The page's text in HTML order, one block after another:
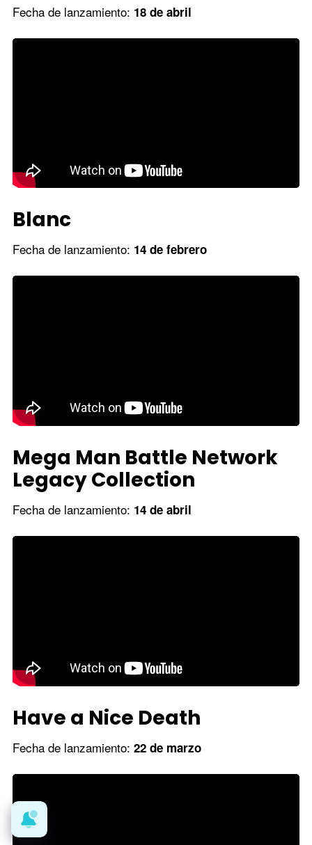
Fecha de lanzamiento: 18 de abril
Blanc
Fecha de lanzamiento: 14 de febrero
Mega Man Battle Network
Legacy Collection
Fecha de lanzamiento: 14 de abril
Have a Nice Death
Fecha de lanzamiento: 22 de marzo